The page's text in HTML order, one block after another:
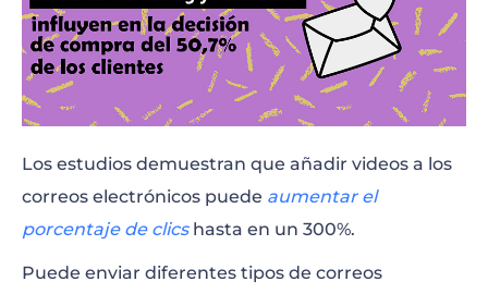
Los estudios demuestran que añadir videos a los
correos electrónicos puede aumentar el
porcentaje de clicshasta en un 300%.
Puede enviar diferentes tipos de correos